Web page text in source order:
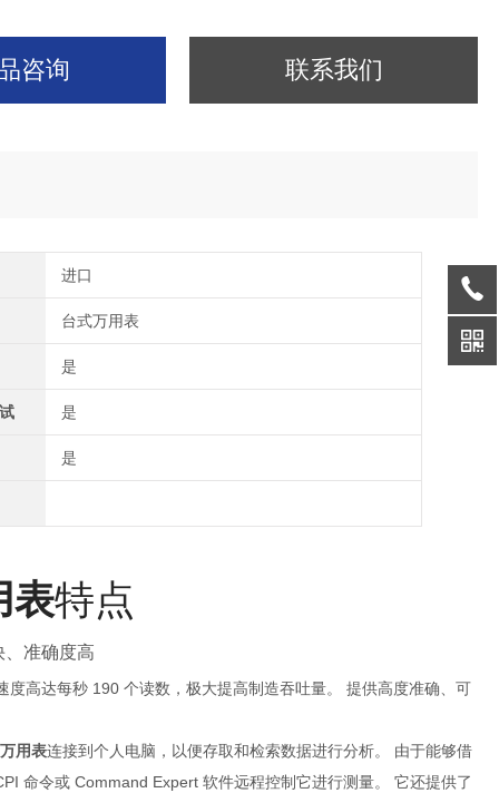
咨询 联系我们
进口
台式万用表
是
是
是
表特点
、准确度高
度高达每秒 190 个读数，极大提高制造吞吐量。 提供高度准确、可
用表连接到个人电脑，以便存取和检索数据进行分析。 由于能够借
命令或 Command Expert 软件远程控制它进行测量。 它还提供了